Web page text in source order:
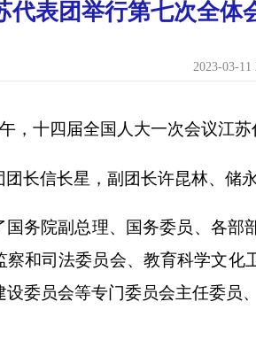
代表团举行第七次全体
2023-03-11
，十四届全国人大一次会议江
团长信长星，副团长许昆林、储
国务院副总理、国务委员、各部
察和司法委员会、教育科学文
委员会等专门委员会主任委员